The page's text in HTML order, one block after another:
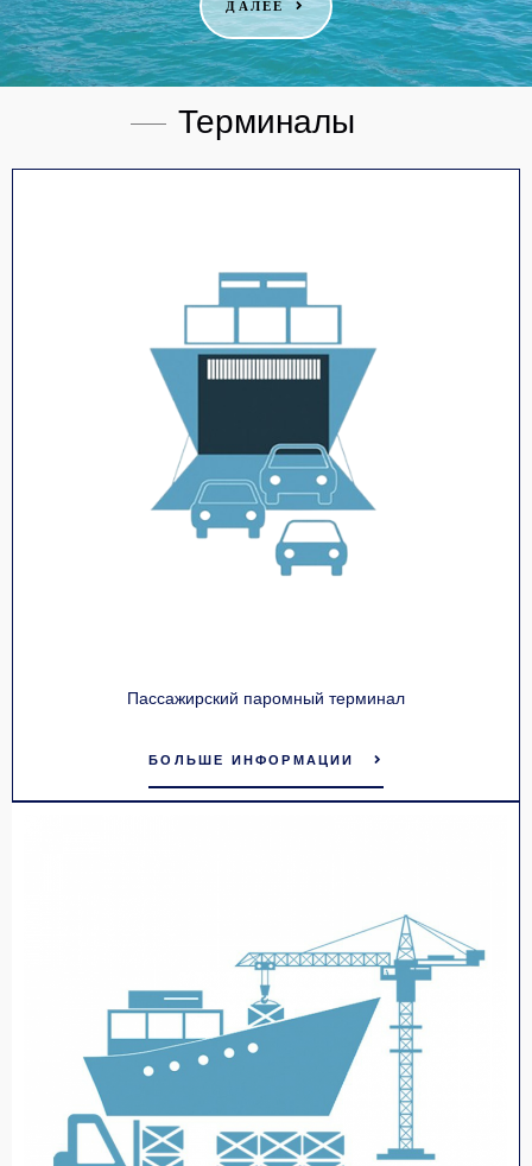
ДАЛЕЕ
Терминалы
Пассажирский паромный терминал
БОЛЬШЕ ИНФОРМАЦИИ